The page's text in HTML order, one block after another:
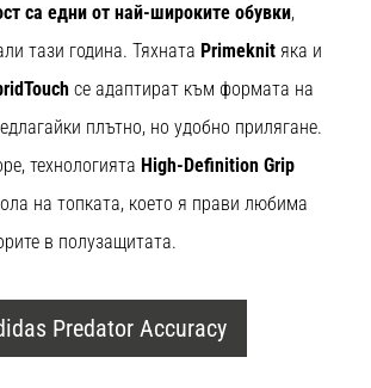
са едни от най-широките обувки,
тази година. Тяхната Primeknit яка и
се адаптират към формата на
плътно, но удобно прилягане.
технологията High-Definition Grip
на топката, което я прави любима
в полузащитата.
Predator Accuracy